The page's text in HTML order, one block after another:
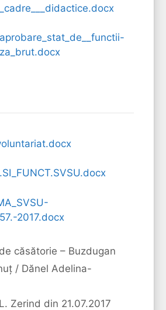
2017.docx
căsătorie – Buzdugan
/ Dănel Adelina-
Zerind din 21.07.2017